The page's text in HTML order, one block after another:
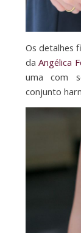
Os detalhes
daAngélica
uma com
conjunto